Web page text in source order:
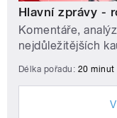
Hlavní zprávy -
Komentáře,
nejdůležitějších
Délka pořadu: 20 minut